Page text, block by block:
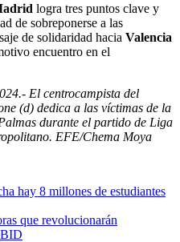
logra tres puntos clave y
de sobreponerse a las
de solidaridad hacia Valencia
encuentro en el
El centrocampista del
(d) dedica a las víctimas de la
durante el partido de Liga
EFE/Chema Moya
hay 8 millones de estudiantes
que revolucionarán
BID